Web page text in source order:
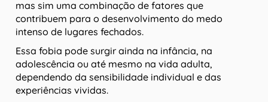
mas sim uma combinação de fatores que
contribuem para o desenvolvimento do medo
intenso de lugares fechados.
Essa fobia pode surgir ainda na infância, na
adolescência ou até mesmo na vida adulta,
dependendo da sensibilidade individual e das
experiências vividas.